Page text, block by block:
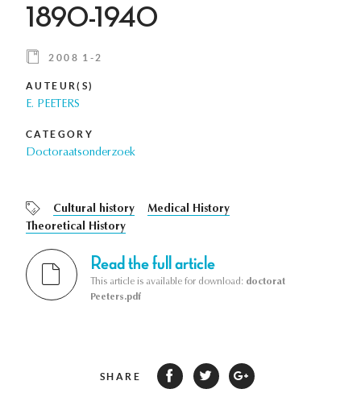
1890-1940
2008 1-2
AUTEUR(S)
E. PEETERS
CATEGORY
Doctoraatsonderzoek
Cultural history
Medical History
Theoretical History
Read the full article
This article is available for download: doctorat
Peeters.pdf
SHARE